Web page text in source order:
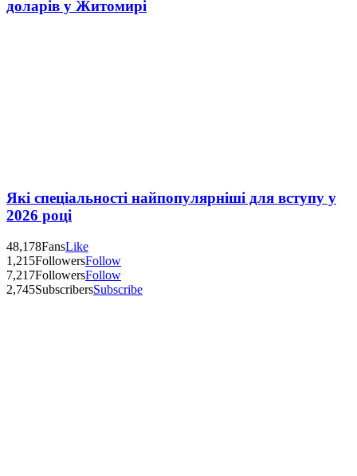
доларів у Житомирі
Які спеціальності найпопулярніші для вступу у
2026 році
48,178FansLike
1,215FollowersFollow
7,217FollowersFollow
2,745SubscribersSubscribe